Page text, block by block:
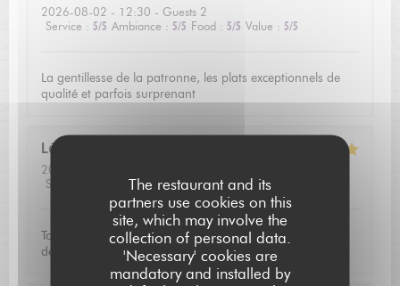
The restaurant and its
partners use cookies on this
site, which may involve the
collection of personal data.
'Necessary' cookies are
mandatory and installed by
2026-08-02 - 12:30 - Guests 2
Service : 5/5 Ambiance : 5/5 Food : 5/5 Value : 5/5
La gentillesse de la patronne, les plats exceptionnels de
qualité et parfois surprenant
Léo
2026-08-01
Service
Ambiance: 4/5 Food: 5/5 Value
Tout était très bon avec une mention particulière pour les
desserts et mignardises.